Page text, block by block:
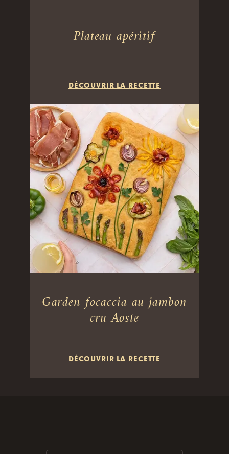
Plateau apéritif
DÉCOUVRIR LA RECETTE
Garden focaccia au jambon
cru Aoste
DÉCOUVRIR LA RECETTE